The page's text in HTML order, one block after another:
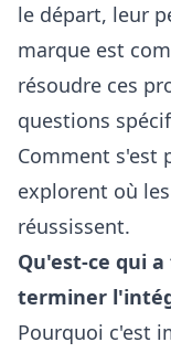
le départ, leur
marque est
résoudre ces
questions
Comment s'est
explorent où
réussissent.
Qu'est-ce qui
terminer
Pourquoi c'est